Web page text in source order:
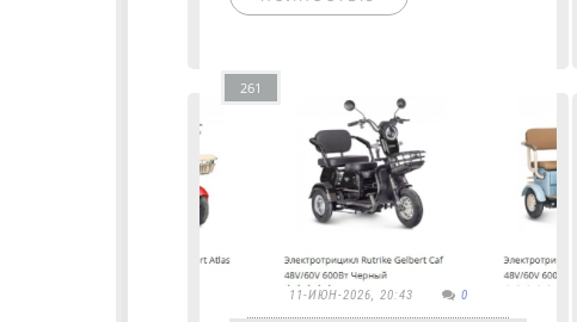
261
11-ИЮН-2026, 20:43 0